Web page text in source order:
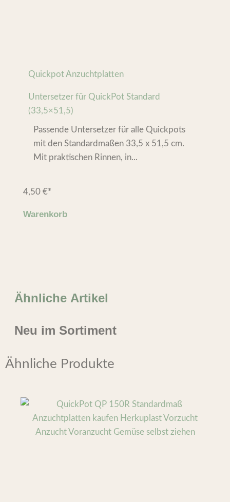
Quickpot Anzuchtplatten
Untersetzer für QuickPot Standard
(33,5×51,5)
Passende Untersetzer für alle Quickpots
mit den Standardmaßen 33,5 x 51,5 cm.
Mit praktischen Rinnen, in...
4,50 €*
Warenkorb
Ähnliche Artikel
Neu im Sortiment
Ähnliche Produkte